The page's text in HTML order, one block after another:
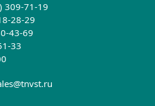
309-71-19
28-29
43-69
33